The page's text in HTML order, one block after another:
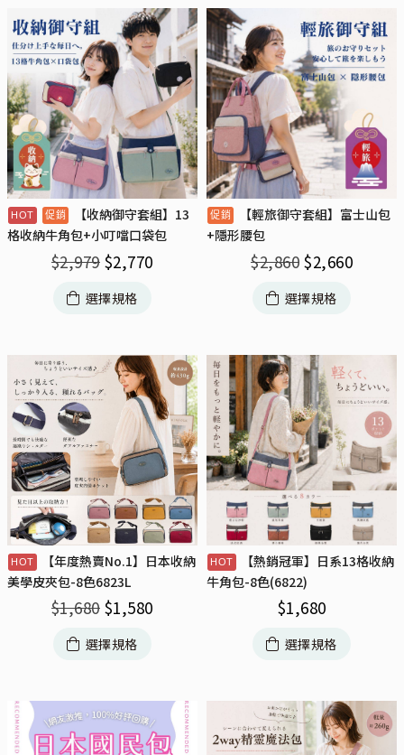
【收納御守套組】13
格收納牛角包+小叮噹口袋包
$2,979 $2,770
選擇規格
【輕旅御守套組】富士山包
+隱形腰包
$2,860 $2,660
選擇規格
【年度熱賣No.1】日本收納
美學皮夾包-8色6823L
$1,680 $1,580
選擇規格
【熱銷冠軍】日系13格收納
牛角包-8色(6822)
$1,680
選擇規格